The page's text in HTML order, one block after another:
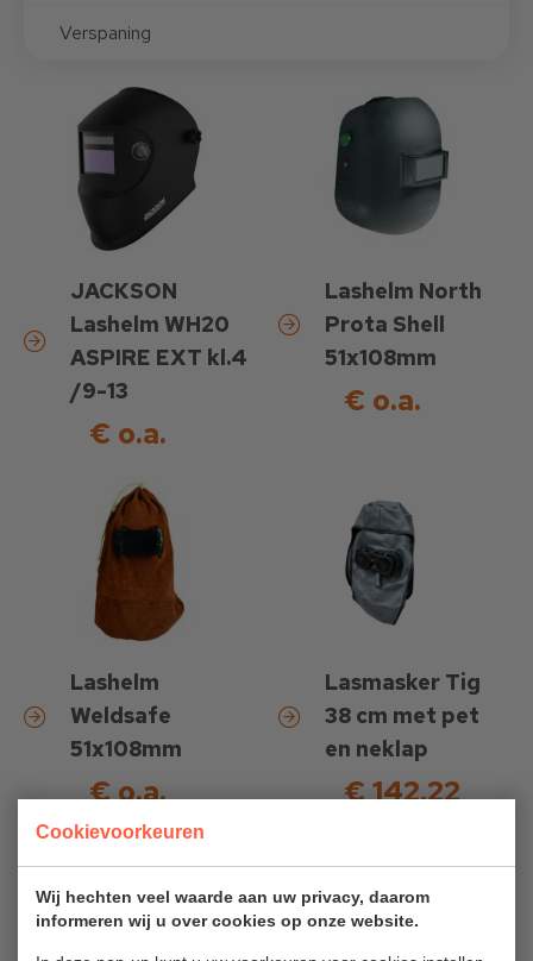
Cookievoorkeuren
Wij hechten veel waarde aan uw privacy, daarom
informeren wij u over cookies op onze website.
Verspaning
JACKSON
Lashelm WH20
ASPIRE EXT kl.4
/9-13
€ o.a.
Lashelm North
Prota Shell
51x108mm
€ o.a.
Lashelm
Weldsafe
51x108mm
€ o.a.
Lasmasker Tig
38 cm met pet
en neklap
€ 142,22
€ 172,09 incl.
btw